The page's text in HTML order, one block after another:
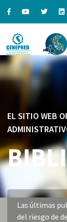
EL SITIO WEB
Las últimas
del riesgo de